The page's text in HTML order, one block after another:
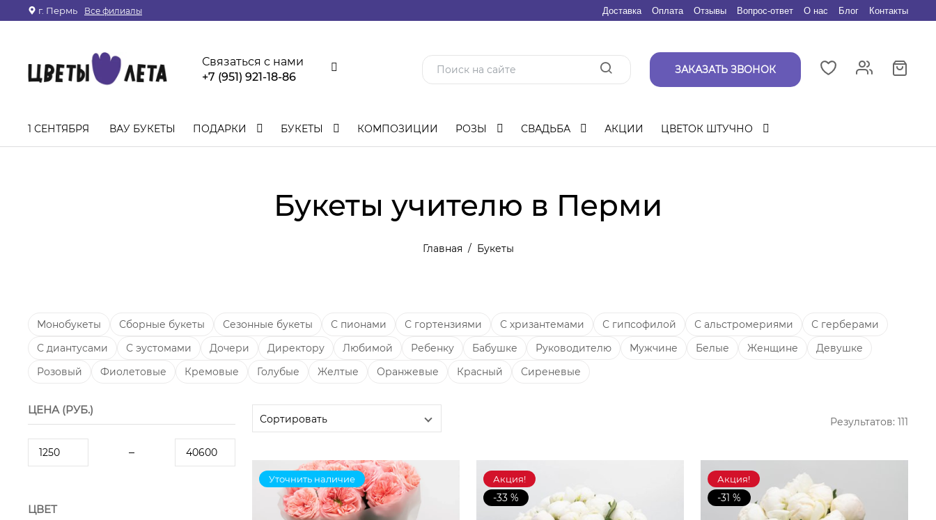
г. Пермь Все филиалы Доставка Оплата Отзывы Вопрос-ответ О нас Блог Контакты
Связаться с нами
+7 (951) 921-18-86
ЗАКАЗАТЬ ЗВОНОК
1 СЕНТЯБРЯ ВАУ БУКЕТЫ ПОДАРКИ БУКЕТЫ КОМПОЗИЦИИ РОЗЫ СВАДЬБА АКЦИИ ЦВЕТОК ШТУЧНО
Букеты учителю в Перми
Главная Букеты
Монобукеты Сборные букеты Сезонные букеты С пионами С гортензиями С хризантемами С гипсофилой С альстромериями
С герберами
С диантусами
С эустомами Дочери Директору Любимой Ребенку Бабушке Руководителю Мужчине Белые Женщине
Девушке
Розовый
Фиолетовые Кремовые Голубые Желтые Оранжевые Красный Сиреневые
ЦЕНА (РУБ.)
ЦВЕТ
Результатов: 111
Уточнить наличие Акция!
-33 %
Акция!
-31 %